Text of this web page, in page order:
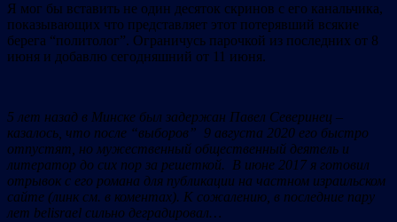
Я мог бы вставить не один десяток скринов с его канальчика,
показывающих что представляет этот потерявший всякие
берега “политолог”. Ограничусь парочкой из последних от 8
июня и добавлю сегодняшний от 11 июня.
5 лет назад в Минске был задержан Павел Северинец –
казалось, что после “выборов” 9 августа 2020 его быстро
отпустят, но мужественный общественный деятель и
литератор до сих пор за решеткой. В июне 2017 я готовил
отрывок с его романа для публикации на частном израильском
сайте (линк см. в коментах). К сожалению, в последние пару
лет belisrael сильно деградировал…